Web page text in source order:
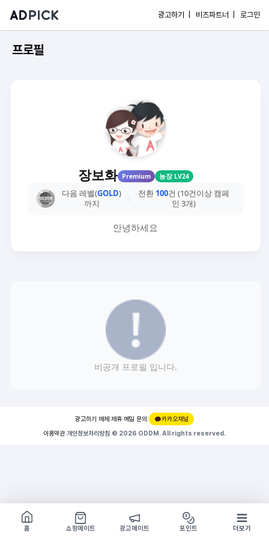
광고하기 | 비즈파트너 | 로그인
프로필
장보화 Premium 농장 LV24
다음 레벨(GOLD)
까지
전환 100건 (10건이상 캠페
인 3개)
안녕하세요
비공개 프로필 입니다.
광고하기 매체 제휴 메일 문의 |
카카오채널
이용약관 개인정보처리방침 © 2026 ODDM. All rights reserved.
쇼핑몰 구경하기
방문시 1G
홈
쇼핑메이트 광고메이트 포인트 더보기